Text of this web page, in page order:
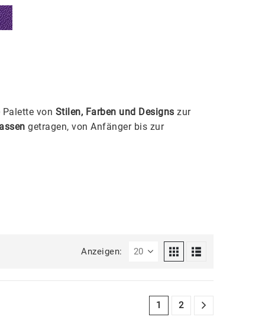
Palette von Stilen, Farben und Designs zur
getragen, von Anfänger bis zur
Anzeigen:
1 2